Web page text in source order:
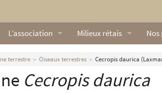
L’association
Qui sommes nous ?
Nos missions
Milieux rétais
Lexique
Galerie rétaise
terrestre Oiseaux terrestres Cecropis daurica
Cecropis daurica